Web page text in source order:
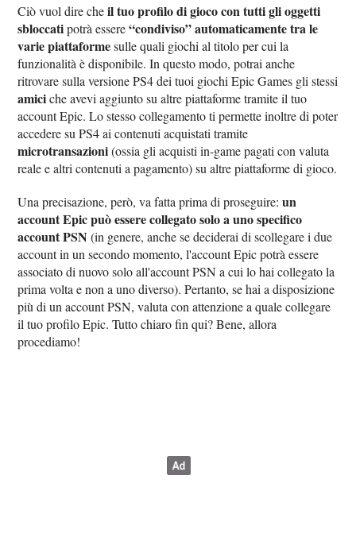
Ciò vuol dire cheil tuo profilo di gioco con tutti gli oggetti
sbloccatipotrà essere“condiviso” automaticamente tra le
varie piattaformesulle quali giochi al titolo per cui la
funzionalità è disponibile. In questo modo, potrai anche
ritrovare sulla versione PS4 dei tuoi giochi Epic Games gli stessi
amiciche avevi aggiunto su altre piattaforme tramite il tuo
account Epic. Lo stesso collegamento ti permette inoltre di poter
accedere su PS4 ai contenuti acquistati tramite
microtransazioni(ossia gli acquisti in-game pagati con valuta
reale e altri contenuti a pagamento) su altre piattaforme di gioco.
Una precisazione, però, va fatta prima di proseguire:un
account Epic può essere collegato solo a uno specifico
account PSN (in genere, anche se deciderai di scollegare i due
account in un secondo momento, l'account Epic potrà essere
associato di nuovo solo all'account PSN a cui lo hai collegato la
prima volta e non a uno diverso). Pertanto, se hai a disposizione
più di un account PSN, valuta con attenzione a quale collegare
il tuo profilo Epic. Tutto chiaro fin qui? Bene, allora
procediamo!